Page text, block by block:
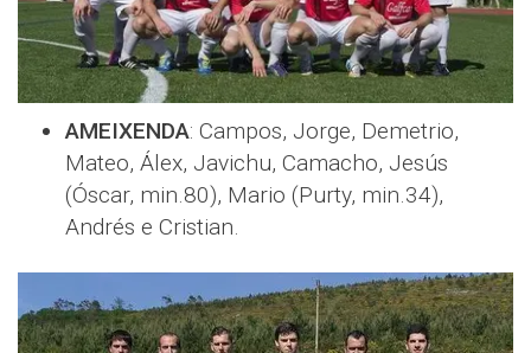
AMEIXENDA: Campos, Jorge, Demetrio,
Mateo, Álex, Javichu, Camacho, Jesús
(Óscar, min.80), Mario (Purty, min.34),
Andrés e Cristian.